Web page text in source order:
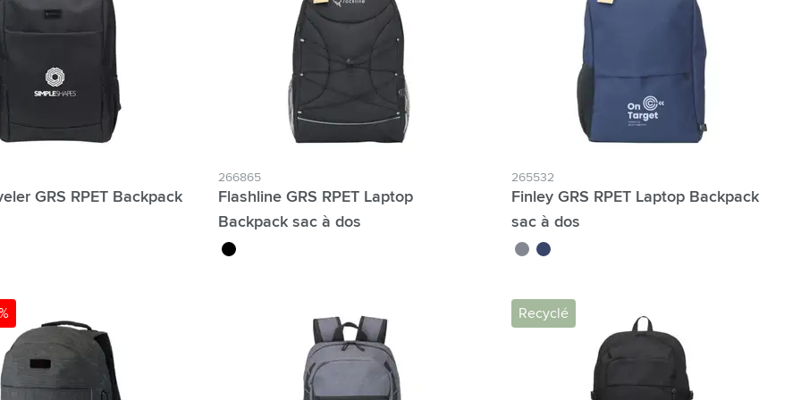
Technologie & gadgets
Giveaways
Écriture
Bureau
Outils & Déplacements
GRS RPET Backpack
266865
Flashline GRS RPET Laptop
Backpack sac à dos
noir
265532
Finley GRS RPET Laptop Backpack
sac à dos
gris bleu
Recyclé